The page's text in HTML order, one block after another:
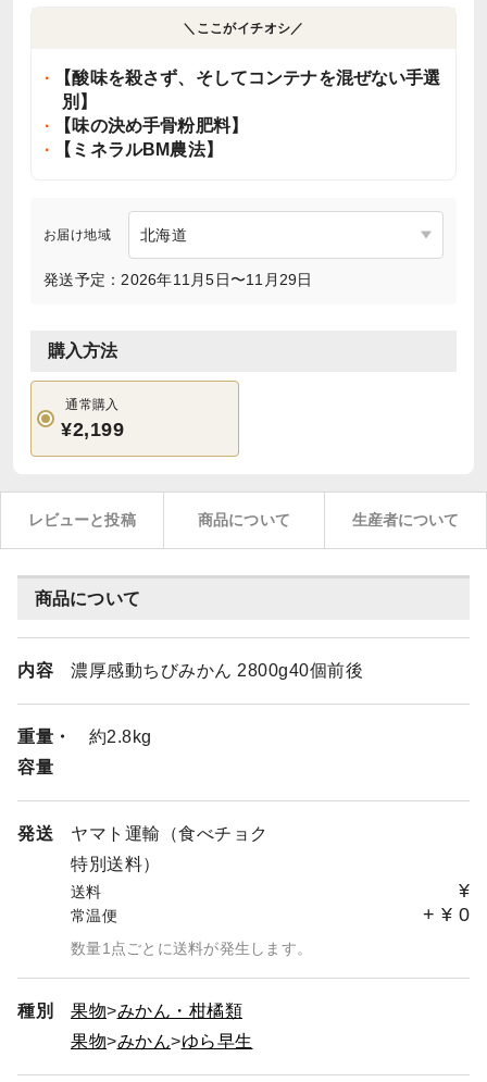
＼ここがイチオシ／
【酸味を殺さず、そしてコンテナを混ぜない手選
別】
【味の決め手骨粉肥料】
【ミネラルBM農法】
お届け地域
発送予定：2026年11月5日〜11月29日
購入方法
通常購入
¥2,199
レビューと投稿 商品について 生産者について
商品について
内容 濃厚感動ちびみかん 2800g40個前後
重量・
容量
約2.8kg
発送
ヤマト運輸（食べチョク
特別送料）
送料 ¥
常温便 + ¥ 0
数量1点ごとに送料が発生します。
種別 果物
みかん・柑橘類
果物
みかん ゆら早生